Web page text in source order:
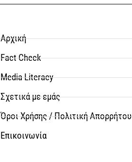
Αρχική
Fact Check
Media Literacy
Σχετικά με εμάς
Όροι Χρήσης / Πολιτική Απορρήτου
Επικοινωνία